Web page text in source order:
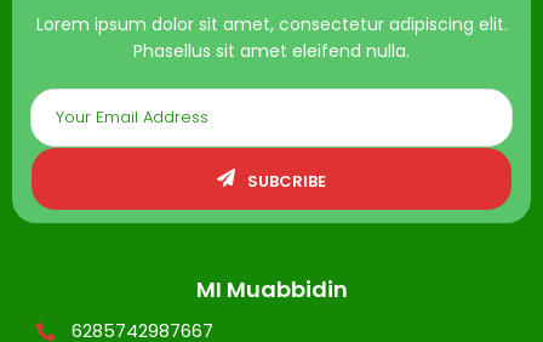
Lorem ipsum dolor sit amet, consectetur adipiscing elit.
Phasellus sit amet eleifend nulla.
SUBCRIBE
MI Muabbidin
6285742987667